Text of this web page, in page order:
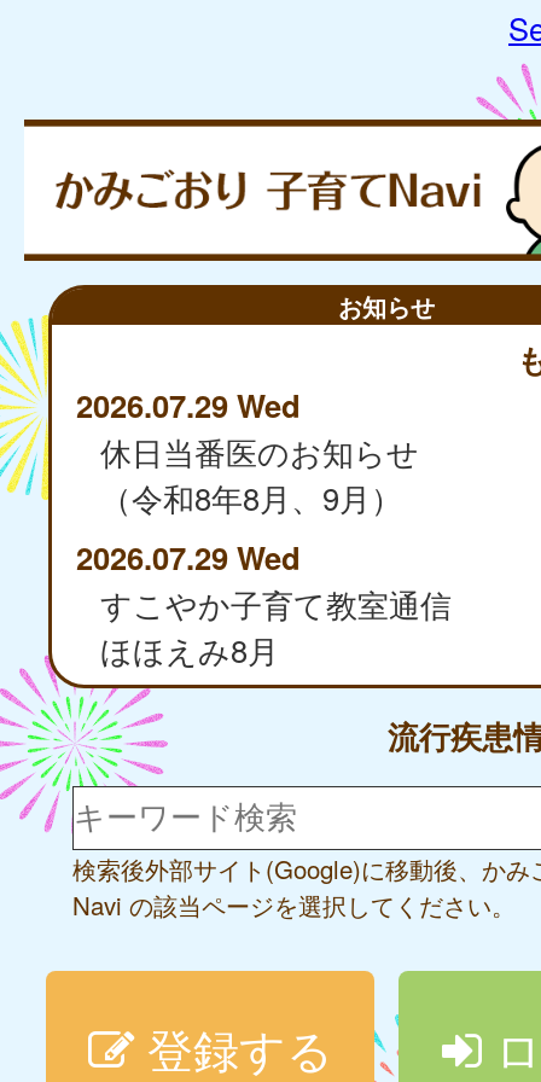
お知らせ
2026.07.29 Wed
休日当番医のお知らせ
（令和8年8月、9月）
2026.07.29 Wed
すこやか子育て教室通信
ほほえみ8月
流行疾患
検索後外部サイト(Google)に移動後、かみ
Navi の該当ページを選択してください。
登録する